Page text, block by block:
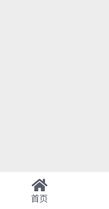
首页